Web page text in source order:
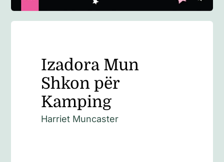
Izadora Mun
Shkon për
Kamping
Harriet Muncaster